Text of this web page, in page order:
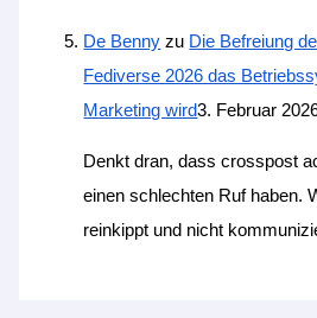
De Benny zu Die Befreiung
Fediverse 2026 das
Marketing wird3. Februar
Denkt dran, dass crosspost
einen schlechten Ruf haben.
reinkippt und nicht